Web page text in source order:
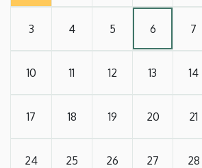
3 4 5 6 7
10 11 12 13 14
17 18 19 20 21
24 25 26 27 28